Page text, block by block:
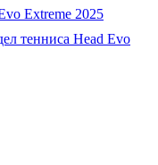
Extreme 2025
тенниса Head Evo